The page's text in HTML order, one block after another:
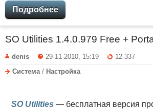
Подробнее
SO Utilities 1.4.0.979 Free +
denis 29-11-2010, 15:19
12 337
Система/ Настройка
SO Utilities — бесплатная версия